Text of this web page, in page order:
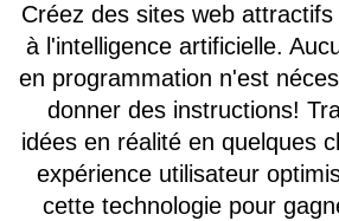
Créez des sites web
à l'intelligence artificielle.
en programmation n'est
donner des instructions!
idées en réalité en quelques
expérience utilisateur
cette technologie pour